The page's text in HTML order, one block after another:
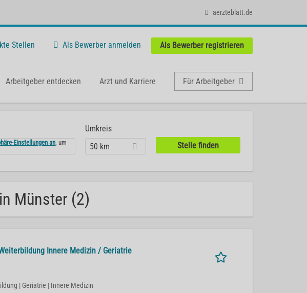
aerzteblatt.de
Stellen Als Bewerber anmelden Als Bewerber registrieren
Arbeitgeber entdecken Arzt und Karriere Für Arbeitgeber
Einstellungen an, um
Umkreis
50 km
Münster (2)
Innere Medizin / Geriatrie
| Geriatrie | Innere Medizin